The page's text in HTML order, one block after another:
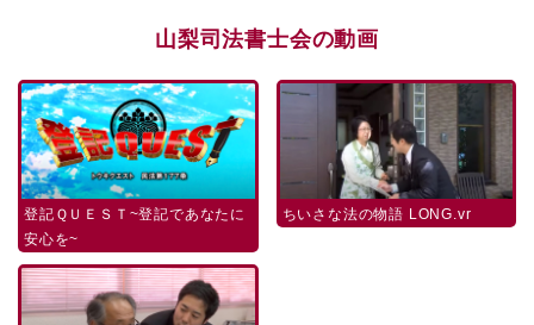
山梨司法書士会の動画
登記ＱＵＥＳＴ~登記であなたに
安心を~
ちいさな法の物語 LONG.vr